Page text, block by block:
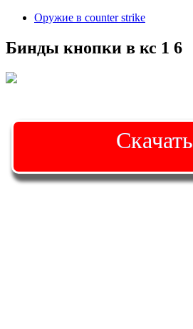
Оружие в counter strike
Бинды кнопки в кс 1 6
Скачать